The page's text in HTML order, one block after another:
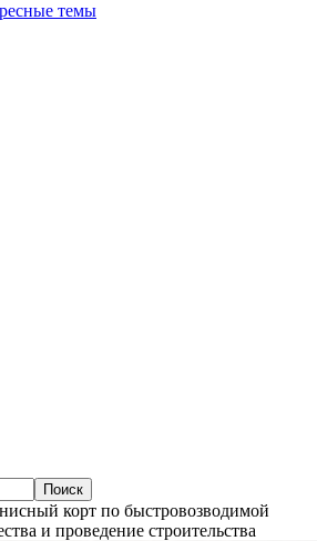
темы
корт по быстровозводимой
и проведение строительства